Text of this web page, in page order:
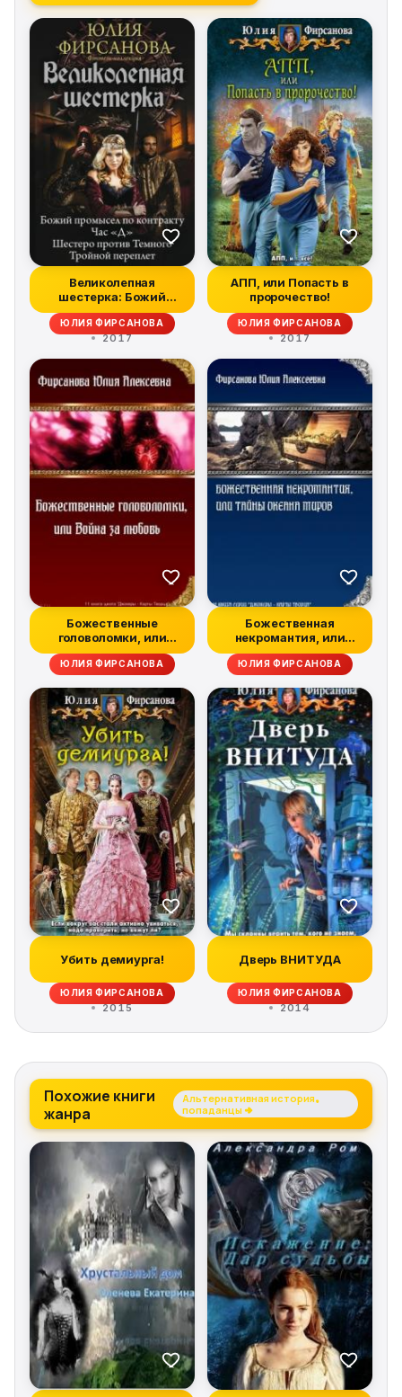
Великолепная
шестерка: Божий
промысел по
контракту...
ЮЛИЯ ФИРСАНОВА
2017
АПП, или Попасть в
пророчество!
ЮЛИЯ ФИРСАНОВА
2017
Божественные
головоломки, или
Война за любовь
ЮЛИЯ ФИРСАНОВА
Божественная
некромантия, или
Тайны Океана Миров
ЮЛИЯ ФИРСАНОВА
Убить демиурга!
ЮЛИЯ ФИРСАНОВА
2015
Дверь ВНИТУДА
ЮЛИЯ ФИРСАНОВА
2014
Похожие книги
жанра
Альтернативная история,
попаданцы →